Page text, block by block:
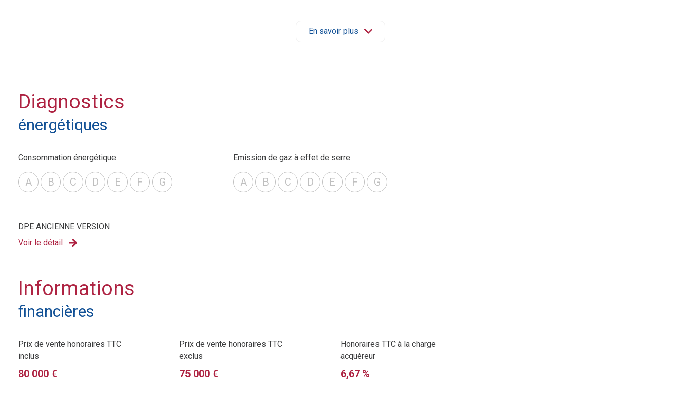
En savoir plus
Diagnostics
énergétiques
Consommation énergétique
A B C D E F G
Emission de gaz à effet de serre
A B C D E F G
DPE ANCIENNE VERSION
Voir le détail
Informations
financières
Prix de vente honoraires TTC
inclus
80 000 €
Prix de vente honoraires TTC
exclus
75 000 €
Honoraires TTC à la charge
acquéreur
6,67 %